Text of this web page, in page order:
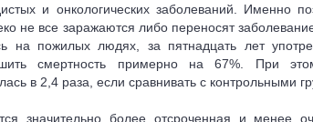
и онкологических заболеваний. Именно
не все заражаются либо переносят
на пожилых людях, за пятнадцать лет
смертность примерно на 67%. При
в 2,4 раза, если сравнивать с контрольными
значительно более отсроченная и менее